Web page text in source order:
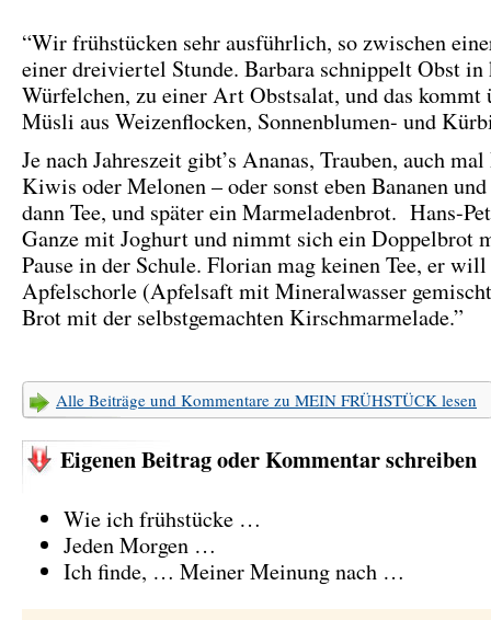
“Wir frühstücken sehr ausführlich, so zwischen
einer dreiviertel Stunde. Barbara schnippelt Obst in
Würfelchen, zu einer Art Obstsalat, und das kommt
Müsli aus Weizenflocken, Sonnenblumen- und
Je nach Jahreszeit gibt’s Ananas, Trauben, auch mal
Kiwis oder Melonen – oder sonst eben Bananen
dann Tee, und später ein Marmeladenbrot. Hans-
Ganze mit Joghurt und nimmt sich ein Doppelbrot
Pause in der Schule. Florian mag keinen Tee, er
Apfelschorle (Apfelsaft mit Mineralwasser
Brot mit der selbstgemachten Kirschmarmelade.”
Alle Beiträge und Kommentare zu MEIN FRÜHSTÜCK lesen
Eigenen Beitrag oder Kommentar schreiben
Wie ich frühstücke …
Jeden Morgen …
Ich finde, … Meiner Meinung nach …